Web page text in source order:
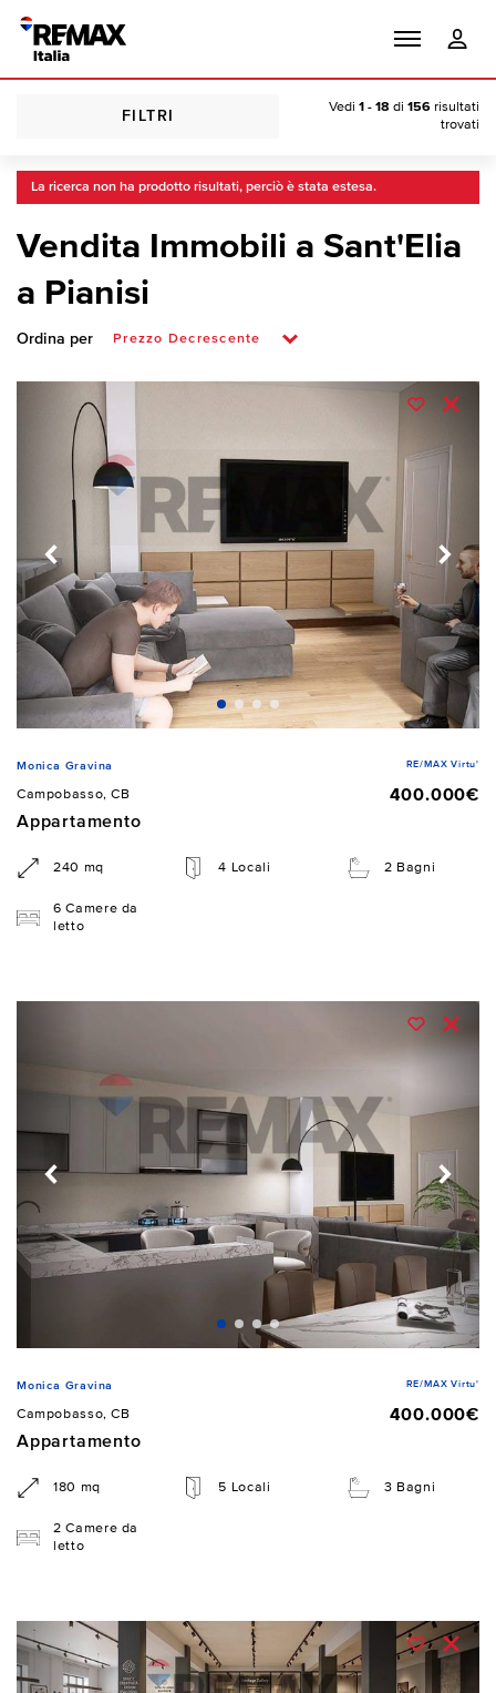
FILTRI
Vedi 1 - 18 di 156 risultati
trovati
La ricerca non ha prodotto risultati, perciò è stata estesa.
Vendita Immobili a Sant'Elia
a Pianisi
Ordina per
Monica Gravina RE/MAX Virtu'
Campobasso, CB
400.000€
Appartamento
240 mq 4 Locali 2 Bagni
6 Camere da
letto
Monica Gravina RE/MAX Virtu'
Campobasso, CB
400.000€
Appartamento
180 mq 5 Locali 3 Bagni
2 Camere da
letto